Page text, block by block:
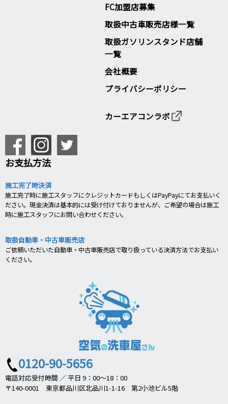
FC加盟店募集
取扱中古車販売店様一覧
取扱ガソリンスタンド店舗
一覧
会社概要
プライバシーポリシー
カーエアコンラボ
お支払方法
施工完了時決済
施工完了時に施工スタッフにクレジットカードもしくはPayPayにてお支払いく
ださい。現金決済は基本的には受け付けておりませんが、ご希望の場合は施工
時に施工スタッフにお問い合わせください。
取扱自動車・中古車販売店
ご依頼いただいた自動車・中古車販売店で取り扱っている決済方法でお支払い
ください。
0120-90-5656
電話対応受付時間 ／ 平日 9：00～18：00
〒140-0001 東京都品川区北品川1-1-16 第2小池ビル5階